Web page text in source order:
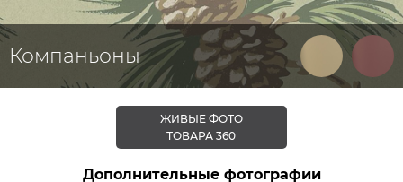
Компаньоны
ЖИВЫЕ ФОТО
ТОВАРА 360
Дополнительные фотографии